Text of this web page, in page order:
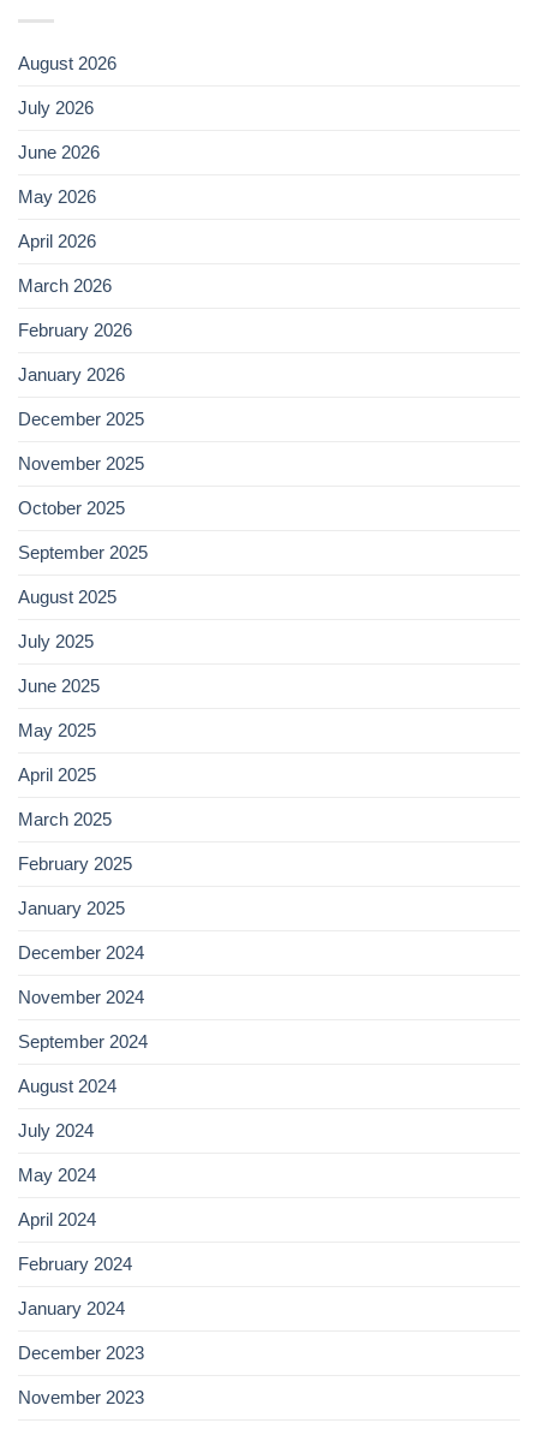
August 2026
July 2026
June 2026
May 2026
April 2026
March 2026
February 2026
January 2026
December 2025
November 2025
October 2025
September 2025
August 2025
July 2025
June 2025
May 2025
April 2025
March 2025
February 2025
January 2025
December 2024
November 2024
September 2024
August 2024
July 2024
May 2024
April 2024
February 2024
January 2024
December 2023
November 2023